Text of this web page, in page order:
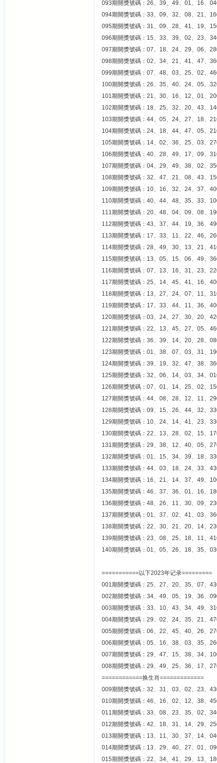
093期開獎號碼：26、39、49、01、16、
094期開獎號碼：33、09、32、08、21、
095期開獎號碼：31、09、28、41、19、
096期開獎號碼：15、33、39、02、23、
097期開獎號碼：07、18、24、29、06、
098期開獎號碼：02、34、21、41、47、
099期開獎號碼：07、48、03、25、02、
100期開獎號碼：26、35、40、24、05、
101期開獎號碼：21、30、16、12、01、
102期開獎號碼：18、25、32、20、43、
103期開獎號碼：44、05、24、27、18、
104期開獎號碼：24、18、44、47、05、
105期開獎號碼：14、02、36、25、03、
106期開獎號碼：40、28、49、17、09、
107期開獎號碼：04、29、49、38、02、
108期開獎號碼：32、47、21、08、43、
109期開獎號碼：10、16、32、24、37、
110期開獎號碼：40、44、48、35、33、
111期開獎號碼：20、48、04、09、08、
112期開獎號碼：43、37、44、19、36、
113期開獎號碼：17、33、11、22、46、
114期開獎號碼：28、49、30、13、21、
115期開獎號碼：13、05、15、06、49、
116期開獎號碼：07、13、16、31、23、
117期開獎號碼：25、14、45、41、16、
118期開獎號碼：13、27、24、07、11、
119期開獎號碼：17、33、44、11、36、
120期開獎號碼：03、24、27、30、20、
121期開獎號碼：22、13、45、27、05、
122期開獎號碼：36、39、14、20、28、
123期開獎號碼：01、38、07、03、31、
124期開獎號碼：39、19、32、47、38、
125期開獎號碼：32、06、14、03、34、
126期開獎號碼：07、01、14、25、02、
127期開獎號碼：44、08、28、12、11、
128期開獎號碼：09、15、26、44、32、
129期開獎號碼：10、24、14、41、23、
130期開獎號碼：22、13、28、02、15、
131期開獎號碼：29、38、12、40、05、
132期開獎號碼：01、15、34、39、18、
133期開獎號碼：44、03、18、24、33、
134期開獎號碼：16、21、14、37、49、
135期開獎號碼：46、37、36、01、16、
136期開獎號碼：48、26、11、30、09、
137期開獎號碼：01、37、02、41、03、
138期開獎號碼：22、30、21、20、14、
139期開獎號碼：23、08、25、18、11、
140期開獎號碼：01、05、26、18、35、
===========以下2023年记录=========
001期開獎號碼：25、27、20、35、07、
002期開獎號碼：34、49、05、19、36、
003期開獎號碼：33、10、43、34、49、
004期開獎號碼：29、02、24、35、21、
005期開獎號碼：06、22、45、40、26、
006期開獎號碼：05、16、38、03、35、
007期開獎號碼：29、47、15、38、34、
008期開獎號碼：29、49、25、36、17、
============换生肖=============
009期開獎號碼：32、31、03、02、23、
010期開獎號碼：46、16、02、12、38、
011期開獎號碼：33、08、23、35、02、
012期開獎號碼：42、18、31、14、29、
013期開獎號碼：13、11、30、37、14、
014期開獎號碼：13、29、40、27、01、
015期開獎號碼：22、34、41、29、13、